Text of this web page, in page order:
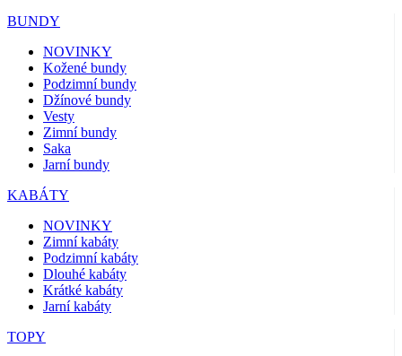
BUNDY
NOVINKY
Kožené bundy
Podzimní bundy
Džínové bundy
Vesty
Zimní bundy
Saka
Jarní bundy
KABÁTY
NOVINKY
Zimní kabáty
Podzimní kabáty
Dlouhé kabáty
Krátké kabáty
Jarní kabáty
TOPY